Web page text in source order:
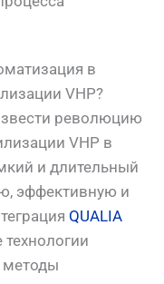
в
VHP?
революцию
VHP в
и длительный
эффективную и
QUALIA
методы